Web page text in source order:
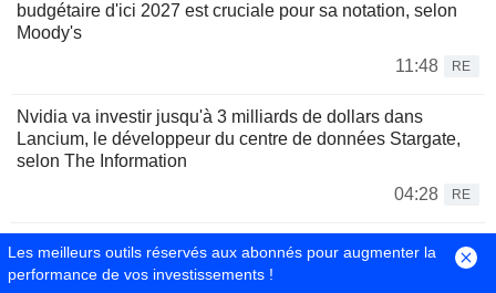
budgétaire d'ici 2027 est cruciale pour sa notation, selon
Moody's
11:48
RE
Nvidia va investir jusqu'à 3 milliards de dollars dans
Lancium, le développeur du centre de données Stargate,
selon The Information
04:28
RE
Nvidia s'apprête à investir jusqu'à 3 milliards de dollars
dans Lancium, selon The Information
Les meilleurs outils réservés aux abonnés pour augmenter la
performance de vos investissements !